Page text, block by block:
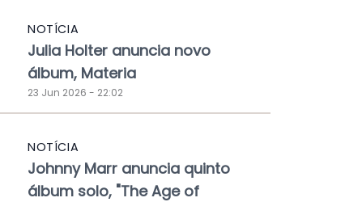
NOTÍCIA
Julia Holter anuncia novo
álbum, Materia
23 Jun 2026 - 22:02
NOTÍCIA
Johnny Marr anuncia quinto
álbum solo, "The Age of